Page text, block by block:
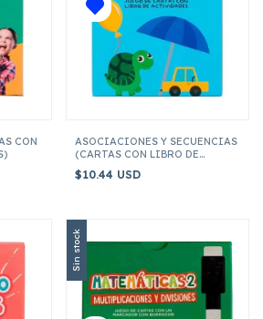
CON
ASOCIACIONES Y SECUENCIAS
(CARTAS CON LIBRO DE
$10.44 USD
Sin stock